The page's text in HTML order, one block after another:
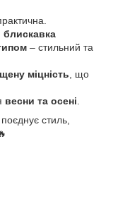
блискавка
– стильний та
міцність , що
весни та осені
стиль,